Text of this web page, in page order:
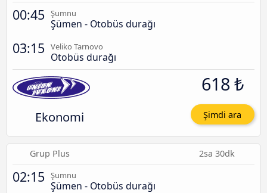
00:45 Şumnu
Şümen - Otobüs durağı
03:15 Veliko Tarnovo
Otobüs durağı
Ekonomi
618 ₺
Şimdi ara
Grup Plus 2sa 30dk
02:15 Şumnu
Şümen - Otobüs durağı